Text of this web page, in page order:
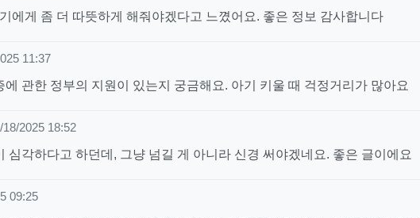
에게 좀 더 따뜻하게 해줘야겠다고 느꼈어요. 좋은 정보 감사합니다
11:37
에 관한 정부의 지원이 있는지 궁금해요. 아기 키울 때 걱정거리가 많아요
18/2025 18:52
심각하다고 하던데, 그냥 넘길 게 아니라 신경 써야겠네요. 좋은 글이에요
09:25